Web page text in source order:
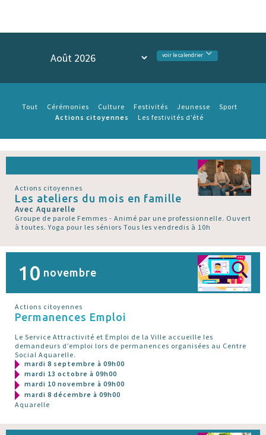
voir le calendrier
Tout Cérémonies Culture Festivités Jeunesse
Sport
Actions citoyennes
Les festivités d’été
Actions citoyennes
Les ateliers du mois en famille
Avec Aquarelle
Groupe de parole Femmes - Animé par une professionnelle. Ouvert
à toutes. Yoga pour les séniors Tous les vendredis à 10h
10 novembre
Actions citoyennes
Permanences Emploi
Le Service Attractivité et Emploi de la Ville accueille les
demandeurs d’emploi lors de permanences organisées au Centre
Social Aquarelle.
mardi 8 septembre à 09h00
mardi 13 octobre à 09h00
mardi 10 novembre à 09h00
mardi 8 décembre à 09h00
Aquarelle